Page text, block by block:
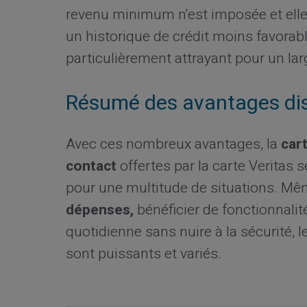
revenu minimum n'est imposée et
un historique de crédit moins
particulièrement attrayant pour un
Résumé des avantages
Avec ces nombreux avantages, la
contact offertes par la carte Veritas
pour une multitude de situations.
dépenses, bénéficier de
quotidienne sans nuire à la sécurité,
sont puissants et variés.